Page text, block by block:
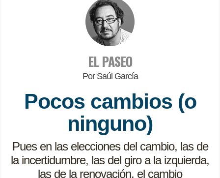
EL PASEO
Por Saúl García
Pocos cambios (o
ninguno)
Pues en las elecciones del cambio, las de
la incertidumbre, las del giro a la izquierda,
las de la renovación, el cambio